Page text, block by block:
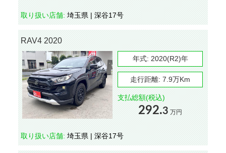
取り扱い店舗: 埼玉県 | 深谷17号
RAV4 2020
年式: 2020(R2)年
走行距離: 7.9万Km
支払総額(税込)
292.3 万円
取り扱い店舗: 埼玉県 | 深谷17号